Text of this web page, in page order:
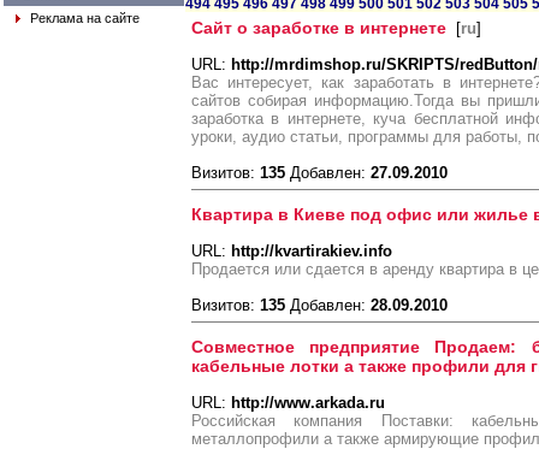
Реклама на сайте
494 495 496 497 498 499 500 501 502 503 504 505
Сайт о заработке в интернете [ru]
URL: http://mrdimshop.ru/SKRIPTS/
Вас интересует, как заработать в
сайтов собирая информацию.Тогда вы
заработка в интернете, куча бесплатной
уроки, аудио статьи, программы для работы,
Визитов: 135 Добавлен: 27.09.2010
Квартира в Киеве под офис или жилье
URL: http://kvartirakiev.info
Продается или сдается в аренду квартира в
Визитов: 135 Добавлен: 28.09.2010
Совместное предприятие Продаем:
кабельные лотки а также профили для
URL: http://www.arkada.ru
Российская компания Поставки:
металлопрофили а также армирующие